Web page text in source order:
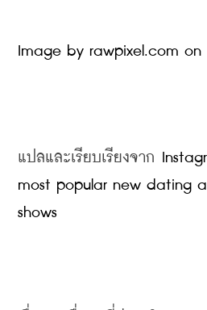
Image by rawpixel.com on
แปลและเรียบเรียงจาก
most popular new dating
shows